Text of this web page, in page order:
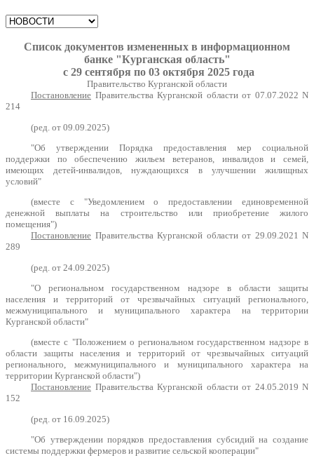
Список документов измененных в информационном
банке "Курганская область"
с 29 сентября по 03 октября 2025 года
Правительство Курганской области
Постановление Правительства Курганской области от 07.07.2022 N
214
(ред. от 09.09.2025)
"Об утверждении Порядка предоставления мер социальной
поддержки по обеспечению жильем ветеранов, инвалидов и семей,
имеющих детей-инвалидов, нуждающихся в улучшении жилищных
условий"
(вместе с "Уведомлением о предоставлении единовременной
денежной выплаты на строительство или приобретение жилого
помещения")
Постановление Правительства Курганской области от 29.09.2021 N
289
(ред. от 24.09.2025)
"О региональном государственном надзоре в области защиты
населения и территорий от чрезвычайных ситуаций регионального,
межмуниципального и муниципального характера на территории
Курганской области"
(вместе с "Положением о региональном государственном надзоре в
области защиты населения и территорий от чрезвычайных ситуаций
регионального, межмуниципального и муниципального характера на
территории Курганской области")
Постановление Правительства Курганской области от 24.05.2019 N
152
(ред. от 16.09.2025)
"Об утверждении порядков предоставления субсидий на создание
системы поддержки фермеров и развитие сельской кооперации"